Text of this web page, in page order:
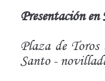
Presentación
Plaza de
Santo -